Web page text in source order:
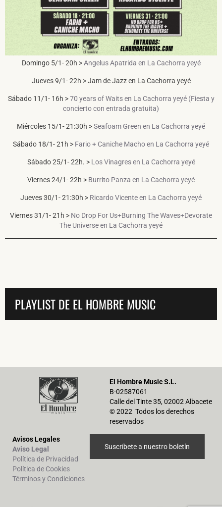
Domingo 5/1- 20h >Angelus Apatrida en La Cachorra yeyé
Jueves 9/1- 22h > Jam de Jazz en La Cachorra yeyé
Sábado 11/1- 16h >70 years of Waits en La Cachorra yeyé (Fiesta y
concierto con entrada gratuita)
Miércoles 15/1- 21:30h >Seafoam Green en La Cachorra yeyé
Sábado 18/1- 21h > Fario + Caniche Macho en La Cachorra yeyé
Sábado 25/1- 22h. > Los Vinagres en La Cachorra yeyé
Viernes 24/1- 22h > Burrito Panza en La Cachorra yeyé
Jueves 30/1- 21:30h > Ricardo Vicente en La Cachorra yeyé
Viernes 31/1- 21h > No Drop For Us+Burning The Waves+Devorate
The Universe en La Cachorra yeyé
PLAYLIST DE EL HOMBRE MUSIC
El Hombre Music S.L.
B-02587061
Calle del Tinte 35, 02002 Albacete
© 2022 Todos los derechos
reservados
Avisos Legales
Aviso Legal
Política de Privacidad
Política de Cookies
Términos y Condiciones
Suscríbete a nuestro boletín